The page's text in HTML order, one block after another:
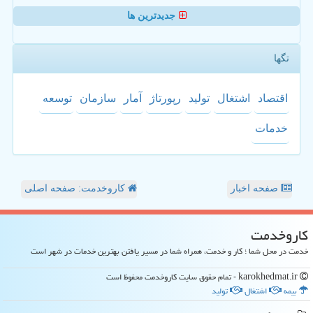
جدیدترین ها
تگها
اقتصاد اشتغال تولید رپورتاژ آمار سازمان توسعه
خدمات
صفحه اخبار کاروخدمت: صفحه اصلی
كاروخدمت
خدمت در محل شما ؛ کار و خدمت، همراه شما در مسیر یافتن بهترین خدمات در شهر است
بیمه
اشتغال
تولید